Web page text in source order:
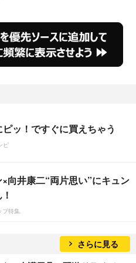
ピッ！ですぐに買えちゃう
ピ
向井康二“両片思い”にキュン
プ特集
さらに見る